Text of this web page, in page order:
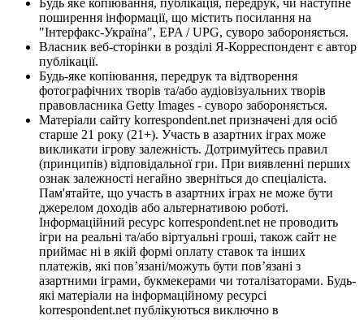
поширення інформації, що містить посилання на
"Інтерфакс-Україна", EPA / UPG, суворо забороняється.
Власник веб-сторінки в розділі Я-Корреспондент є автор
публікації.
Будь-яке копіювання, передрук та відтворення
фотографічних творів та/або аудіовізуальних творів
правовласника Getty Images - суворо забороняється.
Матеріали сайту korrespondent.net призначені для осіб
старше 21 року (21+). Участь в азартних іграх може
викликати ігрову залежність. Дотримуйтесь правил
(принципів) відповідальної гри. При виявленні перших
ознак залежності негайно зверніться до спеціаліста.
Пам'ятайте, що участь в азартних іграх не може бути
джерелом доходів або альтернативою роботі.
Інформаційний ресурс korrespondent.net не проводить
ігри на реальні та/або віртуальні гроші, також сайт не
приймає ні в якій формі оплату ставок та інших
платежів, які пов’язані/можуть бути пов’язані з
азартними іграми, букмекерами чи тоталізаторами. Будь-
які матеріали на інформаційному ресурсі
korrespondent.net публікуються виключно в